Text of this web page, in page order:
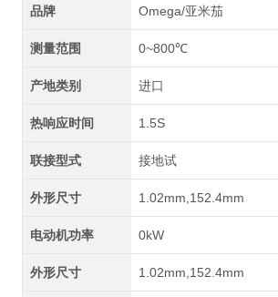
品牌 Omega/亚米茄
测量范围 0~800℃
产地类别 进口
热响应时间 1.5S
联接型式 接地试
外形尺寸 1.02mm,152.4mm
电动机功率 0kW
外形尺寸 1.02mm,152.4mm